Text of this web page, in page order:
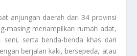
anjungan daerah dari 34 provinsi
masing menampilkan rumah adat,
seni, serta benda-benda khas dari
berjalan kaki, bersepeda, atau